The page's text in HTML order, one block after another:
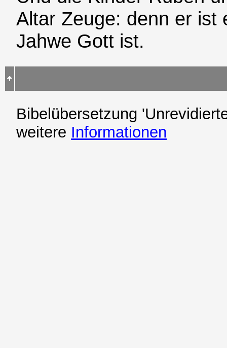
Altar Zeuge: denn er ist
Jahwe Gott ist.
Bibelübersetzung
weitere Informationen